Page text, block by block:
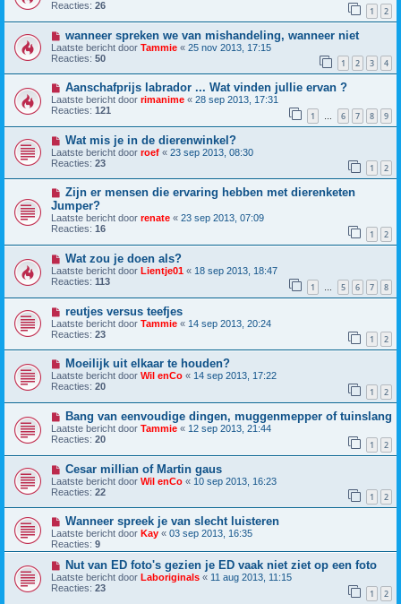
Reacties: 26 1 2
wanneer spreken we van mishandeling, wanneer niet
Laatste bericht door Tammie « 25 nov 2013, 17:15
Reacties: 50 1 2 3 4
Aanschafprijs labrador ... Wat vinden jullie ervan ?
Laatste bericht door rimanime « 28 sep 2013, 17:31
Reacties: 121 1 … 6 7 8 9
Wat mis je in de dierenwinkel?
Laatste bericht door roef « 23 sep 2013, 08:30
Reacties: 23 1 2
Zijn er mensen die ervaring hebben met dierenketen
Jumper?
Laatste bericht door renate « 23 sep 2013, 07:09
Reacties: 16 1 2
Wat zou je doen als?
Laatste bericht door Lientje01 « 18 sep 2013, 18:47
Reacties: 113 1 … 5 6 7 8
reutjes versus teefjes
Laatste bericht door Tammie « 14 sep 2013, 20:24
Reacties: 23 1 2
Moeilijk uit elkaar te houden?
Laatste bericht door Wil enCo « 14 sep 2013, 17:22
Reacties: 20 1 2
Bang van eenvoudige dingen, muggenmepper of tuinslang
Laatste bericht door Tammie « 12 sep 2013, 21:44
Reacties: 20 1 2
Cesar millian of Martin gaus
Laatste bericht door Wil enCo « 10 sep 2013, 16:23
Reacties: 22 1 2
Wanneer spreek je van slecht luisteren
Laatste bericht door Kay « 03 sep 2013, 16:35
Reacties: 9
Nut van ED foto's gezien je ED vaak niet ziet op een foto
Laatste bericht door Laboriginals « 11 aug 2013, 11:15
Reacties: 23 1 2